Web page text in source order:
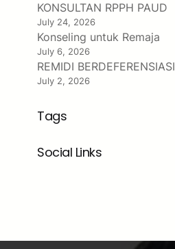
KONSULTAN RPPH PAUD
July 24, 2026
Konseling untuk Remaja
July 6, 2026
REMIDI BERDEFERENSIASI
July 2, 2026
Tags
Social Links